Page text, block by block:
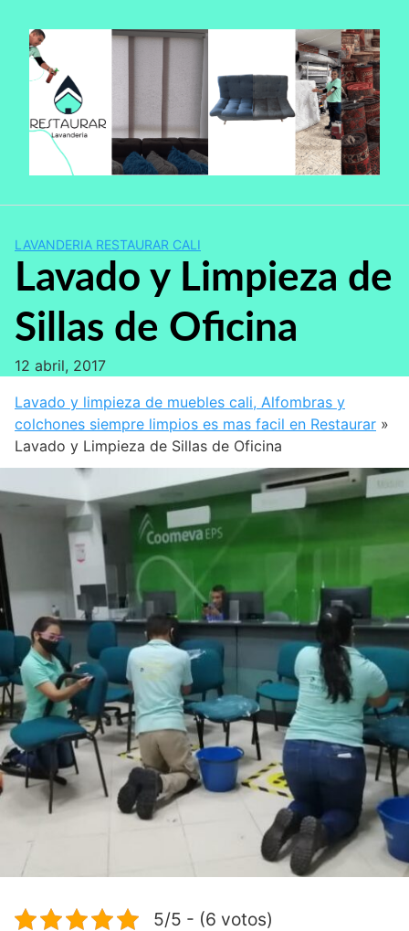
contenido
LAVANDERIA RESTAURAR CALI
Lavado y Limpieza de
Sillas de Oficina
12 abril, 2017
Lavado y limpieza de muebles cali, Alfombras y
colchones siempre limpios es mas facil en Restaurar »
Lavado y Limpieza de Sillas de Oficina
5/5 - (6 votos)